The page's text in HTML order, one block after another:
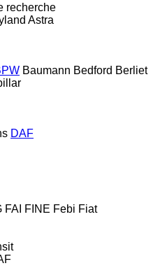
recherche
Astra
Baumann Bedford Berliet
DAF
FAI FINE Febi Fiat